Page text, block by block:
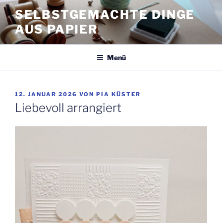
Zum
Inhalt
springen
SELBSTGEMACHTE DINGE
AUS PAPIER
Menü
VERÖFFENTLICHT
AM
12. JANUAR 2026 VON PIA KÜSTER
Liebevoll arrangiert